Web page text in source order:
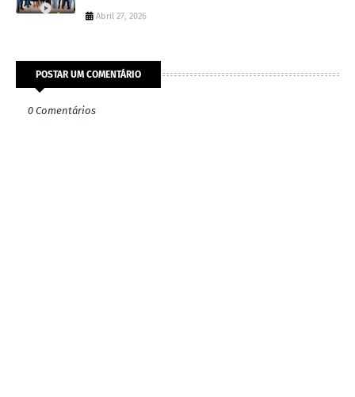
Abril 27, 2026
POSTAR UM COMENTÁRIO
0 Comentários